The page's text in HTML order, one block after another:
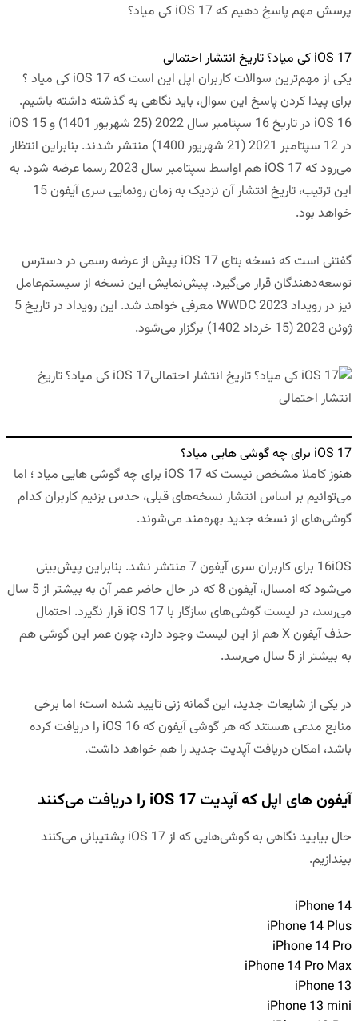
پرسش مهم پاسخ دهیم که iOS 17 کی میاد؟
iOS 17 کی میاد؟ تاریخ انتشار احتمالی
یکی از مهم‌ترین سوالات کاربران اپل این است که iOS 17 کی میاد ؟
برای پیدا کردن پاسخ این سوال، باید نگاهی به گذشته داشته باشیم.
iOS 16 در تاریخ 16 سپتامبر سال 2022 (25 شهریور 1401) و iOS 15
در 12 سپتامبر 2021 (21 شهریور 1400) منتشر شدند. بنابراین انتظار
می‌رود که iOS 17 هم اواسط سپتامبر سال 2023 رسما عرضه شود. به
این ترتیب، تاریخ انتشار آن نزدیک به زمان رونمایی سری آیفون 15
خواهد بود.
گفتنی‌ است که نسخه بتای iOS 17 پیش از عرضه رسمی در دسترس
توسعه‌دهندگان قرار می‌گیرد. پیش‌نمایش این نسخه از سیستم‌عامل
نیز در رویداد WWDC 2023 معرفی خواهد شد. این رویداد در تاریخ 5
ژوئن 2023 (15 خرداد 1402) برگزار می‌شود.
iOS 17 کی میاد؟ تاریخ
انتشار احتمالی
iOS 17 برای چه گوشی هایی میاد؟
هنوز کاملا مشخص نیست که iOS 17 برای چه گوشی هایی میاد ؛ اما
می‌توانیم بر اساس انتشار نسخه‌های قبلی، حدس بزنیم کاربران کدام‌
گوشی‌های از نسخه جدید بهره‌مند می‌شوند.
16iOS برای کاربران سری آیفون 7 منتشر نشد. بنابراین پیش‌بینی
می‌شود که امسال، آیفون 8 که در حال حاضر عمر آن به بیشتر از 5 سال
می‌رسد، در لیست گوشی‌های سازگار با iOS 17 قرار نگیرد. احتمال
حذف آیفون X هم از این لیست وجود دارد، چون عمر این گوشی هم
به بیشتر از 5 سال می‌رسد.
در یکی از شایعات جدید، این گمانه زنی تایید شده است؛ اما برخی
منابع مدعی هستند که هر گوشی آیفون که iOS 16 را دریافت کرده
باشد، امکان دریافت آپدیت جدید را هم خواهد داشت.
آیفون های اپل که آپدیت iOS 17 را دریافت می‌کنند
حال بیایید نگاهی به گوشی‌هایی که از iOS 17 پشتیبانی می‌کنند
بیندازیم.
iPhone 14
iPhone 14 Plus
iPhone 14 Pro
iPhone 14 Pro Max
iPhone 13
iPhone 13 mini